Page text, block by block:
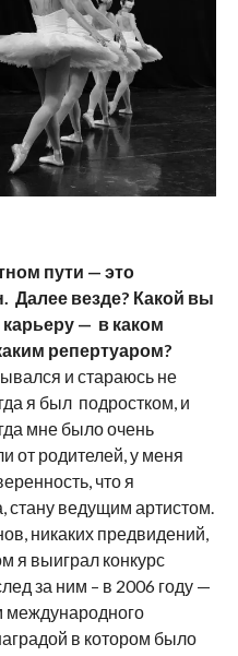
пути — это
Далее везде? Какой вы
— в каком
репертуаром?
и стараюсь не
я был подростком, и
мне было очень
от родителей, у меня
что я
стану ведущим артистом.
никаких предвидений,
я выиграл конкурс
за ним – в 2006 году —
международного
в котором было